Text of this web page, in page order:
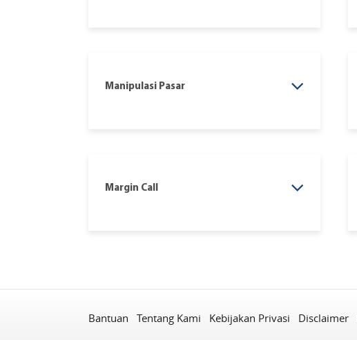
Manipulasi Pasar
Margin Call
Bantuan Tentang Kami Kebijakan Privasi Disclaimer